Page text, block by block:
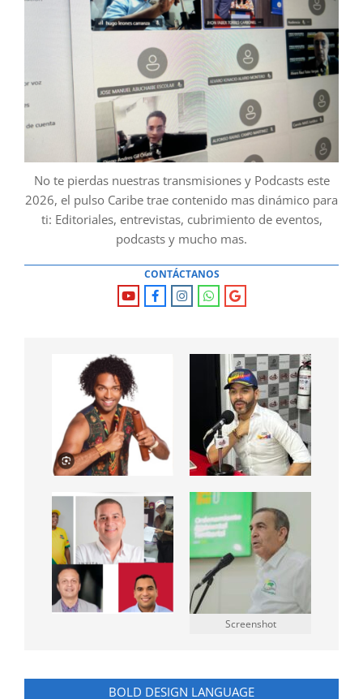
No te pierdas nuestras transmisiones y Podcasts este
2026, el pulso Caribe trae contenido mas dinámico para
ti: Editoriales, entrevistas, cubrimiento de eventos,
podcasts y mucho mas.
CONTÁCTANOS
Screenshot
BOLD DESIGN LANGUAGE